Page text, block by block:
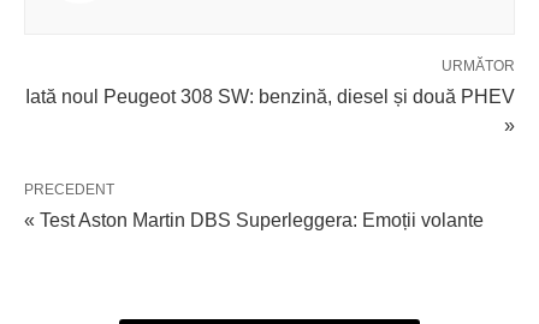
URMĂTOR
Iată noul Peugeot 308 SW: benzină, diesel și două PHEV
»
PRECEDENT
« Test Aston Martin DBS Superleggera: Emoții volante